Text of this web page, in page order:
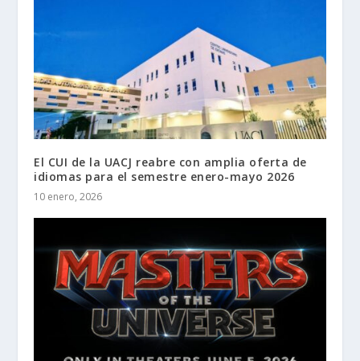
El CUI de la UACJ reabre con amplia oferta de
idiomas para el semestre enero-mayo 2026
10 enero, 2026